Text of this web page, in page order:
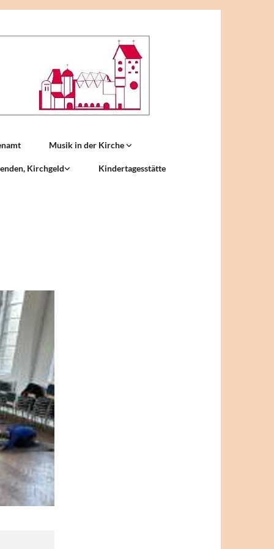
Musik in der Kirche
Kirchgeld Kindertagesstätte